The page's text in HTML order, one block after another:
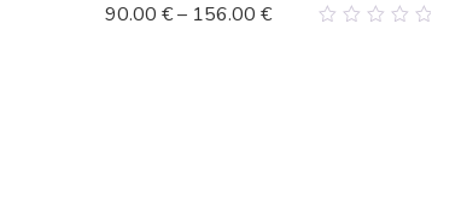
90.00 €– 156.00 €